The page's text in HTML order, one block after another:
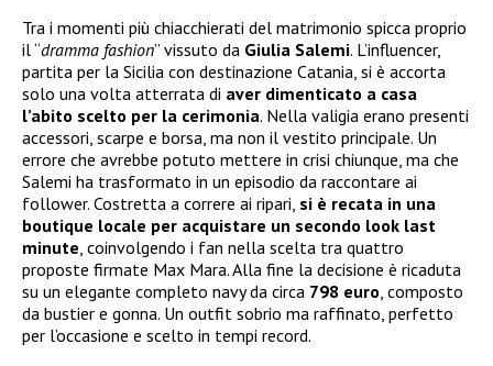
Tra i momenti più chiacchierati del matrimonio spicca proprio
il “dramma fashion” vissuto da Giulia Salemi. L’influencer,
partita per la Sicilia con destinazione Catania, si è accorta
solo una volta atterrata di aver dimenticato a casa
l’abito scelto per la cerimonia. Nella valigia erano presenti
accessori, scarpe e borsa, ma non il vestito principale. Un
errore che avrebbe potuto mettere in crisi chiunque, ma che
Salemi ha trasformato in un episodio da raccontare ai
follower. Costretta a correre ai ripari, si è recata in una
boutique locale per acquistare un secondo look last
minute , coinvolgendo i fan nella scelta tra quattro
proposte firmate Max Mara. Alla fine la decisione è ricaduta
su un elegante completo navy da circa 798 euro , composto
da bustier e gonna. Un outfit sobrio ma raffinato, perfetto
per l’occasione e scelto in tempi record.